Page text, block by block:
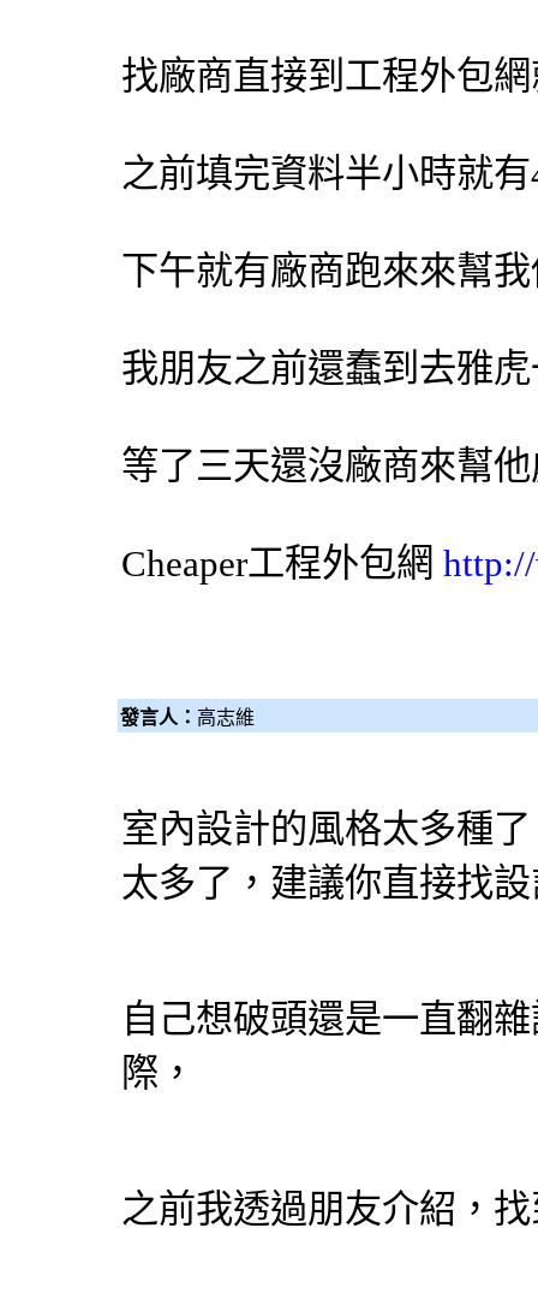
找廠商直接到工程外包網
之前填完資料半小時就
下午就有廠商跑來來幫
我朋友之前還蠢到去雅
等了三天還沒廠商來幫
Cheaper工程外包網
發言人： 高志維
室內設計的風格太多種
太多了，建議你直接找
自己想破頭還是一直翻
際，
之前我透過朋友介紹，